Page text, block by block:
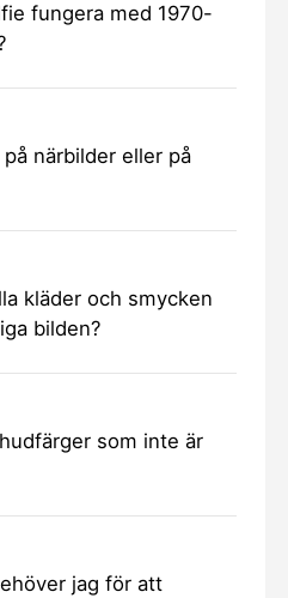
fungera med 1970-
närbilder eller på
kläder och smycken
bilden?
som inte är
jag för att